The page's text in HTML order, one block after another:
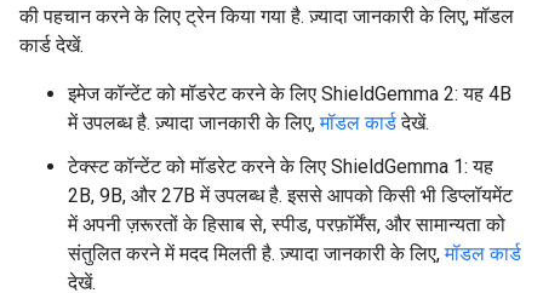
की पहचान करने के लिए ट्रेन किया गया है. ज़्यादा जानकारी के लिए, मॉडल
कार्ड देखें.
इमेज कॉन्टेंट को मॉडरेट करने के लिए ShieldGemma 2: यह 4B
में उपलब्ध है. ज़्यादा जानकारी के लिए,मॉडल कार्डदेखें.
टेक्स्ट कॉन्टेंट को मॉडरेट करने के लिए ShieldGemma 1: यह
2B, 9B, और 27B में उपलब्ध है. इससे आपको किसी भी डिप्लॉयमेंट
में अपनी ज़रूरतों के हिसाब से, स्पीड, परफ़ॉर्मेंस, और सामान्यता को
संतुलित करने में मदद मिलती है. ज़्यादा जानकारी के लिए,मॉडल कार्ड
देखें.